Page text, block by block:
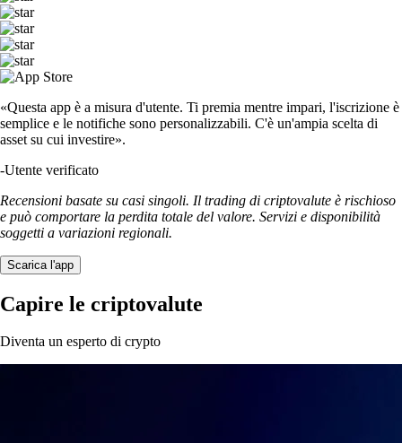
«Questa app è a misura d'utente. Ti premia mentre impari, l'iscrizione è
semplice e le notifiche sono personalizzabili. C'è un'ampia scelta di
asset su cui investire».
-Utente verificato
Recensioni basate su casi singoli. Il trading di criptovalute è rischioso
e può comportare la perdita totale del valore. Servizi e disponibilità
soggetti a variazioni regionali.
Scarica l'app
Capire le criptovalute
Diventa un esperto di crypto